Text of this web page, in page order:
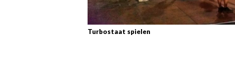
Turbostaat spielen